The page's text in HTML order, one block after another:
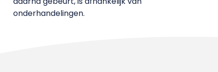
onderhandelingen.